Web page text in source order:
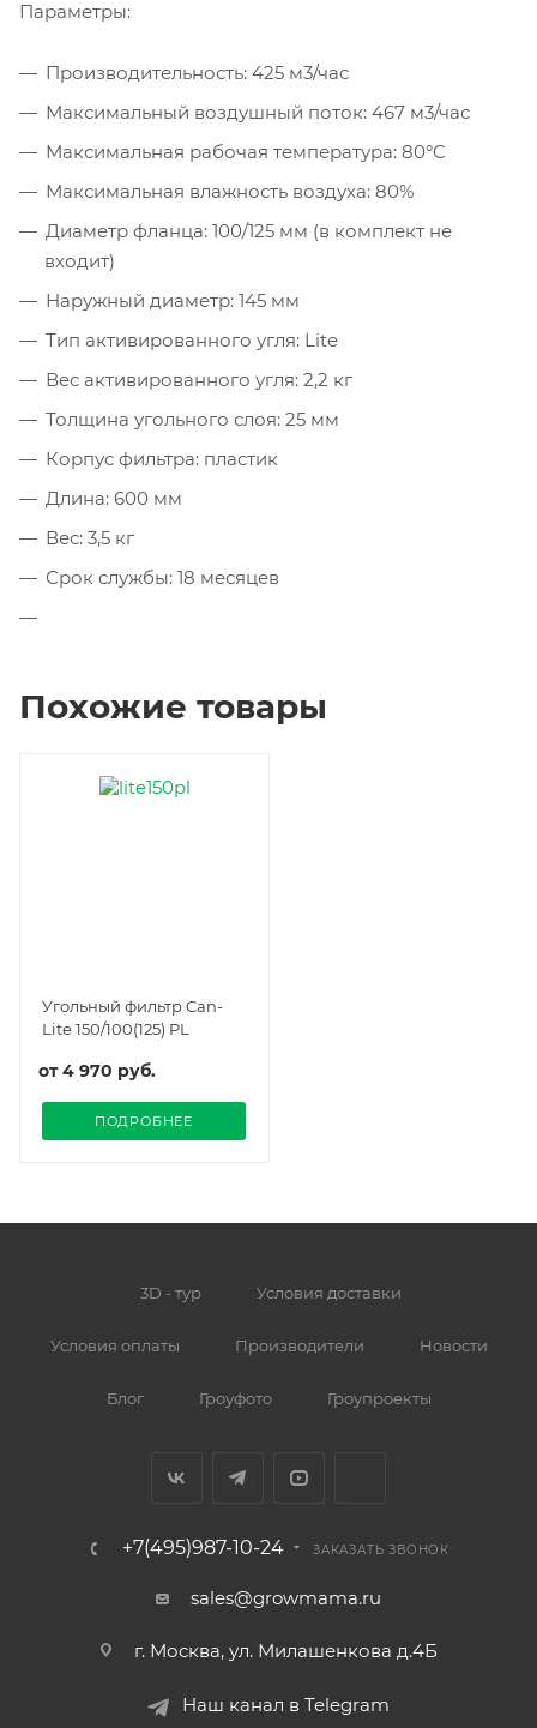
Параметры:
Производительность: 425 м3/час
Максимальный воздушный поток: 467 м3/час
Максимальная рабочая температура: 80°C
Максимальная влажность воздуха: 80%
Диаметр фланца: 100/125 мм (в комплект не
входит)
Наружный диаметр: 145 мм
Тип активированного угля: Lite
Вес активированного угля: 2,2 кг
Толщина угольного слоя: 25 мм
Корпус фильтра: пластик
Длина: 600 мм
Вес: 3,5 кг
Срок службы: 18 месяцев
Похожие товары
Угольный фильтр Can-
Lite 150/100(125) PL
от4 970 руб.
ПОДРОБНЕЕ
3D - тур Условия доставки
Условия оплаты Производители Новости
Блог Гроуфото Гроупроекты
+7(495)987-10-24 ЗАКАЗАТЬ ЗВОНОК
sales@growmama.ru
г. Москва, ул. Милашенкова д.4Б
Наш канал в Telegram